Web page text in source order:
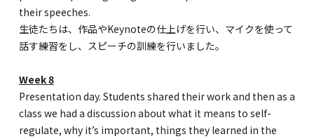
their speeches.
生徒たちは、作品やKeynoteの仕上げを行い、マイクを使って
話す練習をし、スピーチの訓練を行いました。
Week 8
Presentation day. Students shared their work and then as a
class we had a discussion about what it means to self-
regulate, why it’s important, things they learned in the